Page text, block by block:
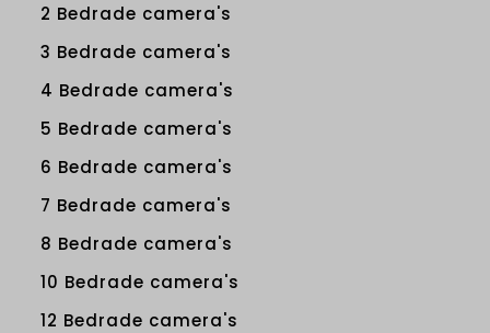
2 Bedrade camera's
3 Bedrade camera's
4 Bedrade camera's
5 Bedrade camera's
6 Bedrade camera's
7 Bedrade camera's
8 Bedrade camera's
10 Bedrade camera's
12 Bedrade camera's